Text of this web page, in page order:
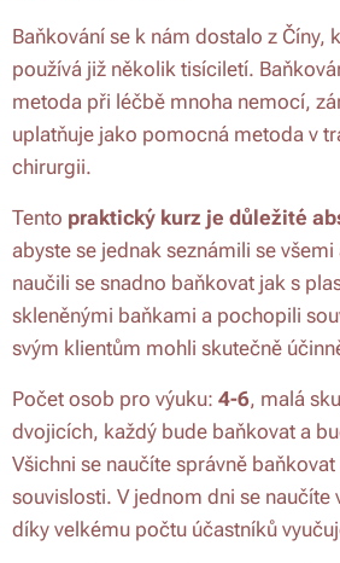
Baňkování se k nám dostalo z Číny,
používá již několik tisíciletí.
metoda při léčbě mnoha nemocí,
uplatňuje jako pomocná metoda v
chirurgii.
Tento praktický kurz je důležité
abyste se jednak seznámili se
naučili se snadno baňkovat jak s
skleněnými baňkami a pochopili
svým klientům mohli skutečně
Počet osob pro výuku: 4-6, malá
dvojicích, každý bude baňkovat a
Všichni se naučíte správně
souvislosti. V jednom dni se naučíte
díky velkému počtu účastníků